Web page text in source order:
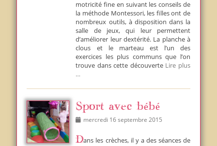
motricité fine en suivant les conseils de
la méthode Montessori, les filles ont de
nombreux outils, à disposition dans la
salle de jeux, qui leur permettent
d’améliorer leur dextérité. La planche à
clous et le marteau est l’un des
exercices les plus communs que l’on
trouve dans cette découverte Lire plus
…
Sport avec bébé
Postedmercredi 16 septembre 2015
Dans les crèches, il y a des séances de